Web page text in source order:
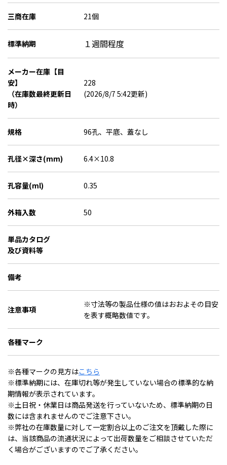
三商在庫 21個
標準納期 １週間程度
メーカー在庫【目
安】
（在庫数最終更新日
時）
228
(2026/8/7 5:42更新)
規格 96孔、平底、蓋なし
孔径×深さ(mm) 6.4×10.8
孔容量(ml) 0.35
外箱入数 50
単品カタログ
及び資料等
備考
注意事項
※寸法等の製品仕様の値はおおよその目安
を表す概略数値です。
各種マーク
※各種マークの見方はこちら
※標準納期には、在庫切れ等が発生していない場合の標準的な納
期情報が表示されています。
※土日祝・休業日は商品発送を行っていないため、標準納期の日
数には含まれませんのでご注意下さい。
※弊社の在庫数量に対して一定割合以上のご注文を頂戴した際に
は、当該商品の流通状況によって出荷数量をご相談させていただ
く場合がございますのでご了承ください。